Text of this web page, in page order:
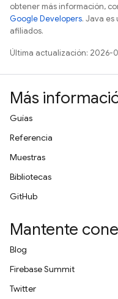
obtener más información,
Google Developers. Java
afiliados.
Última actualización: 2026-
Más
Guías
Referencia
Muestras
Bibliotecas
GitHub
Mantente
Blog
Firebase Summit
Twitter